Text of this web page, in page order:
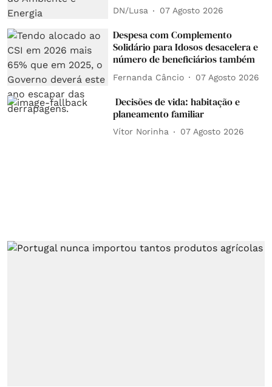
DN/Lusa 07 Agosto 2026
Despesa com Complemento
Solidário para Idosos desacelera e
número de beneficiários também
Fernanda Câncio 07 Agosto 2026
Decisões de vida: habitação e
planeamento familiar
Vítor Norinha 07 Agosto 2026